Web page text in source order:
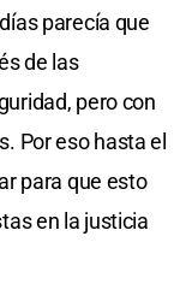
parecía que
de las
pero con
Por eso hasta el
para que esto
en la justicia